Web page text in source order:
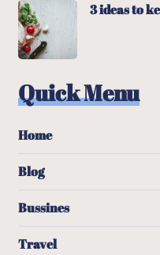
3 ideas to
Quick Menu
Home
Blog
Bussines
Travel